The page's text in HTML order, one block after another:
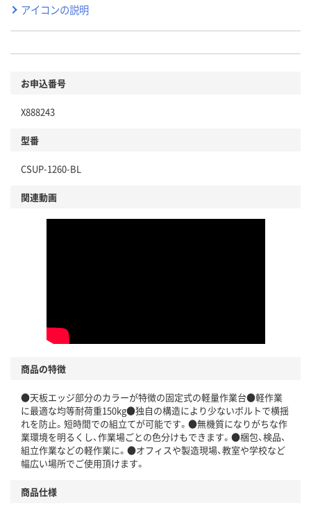
アイコンの説明
お申込番号
X888243
型番
CSUP-1260-BL
関連動画
商品の特徴
●天板エッジ部分のカラーが特徴の固定式の軽量作業台●軽作業
に最適な均等耐荷重150kg●独自の構造により少ないボルトで横揺
れを防止。短時間での組立てが可能です。●無機質になりがちな作
業環境を明るくし、作業場ごとの色分けもできます。●梱包、検品、
組立作業などの軽作業に。●オフィスや製造現場、教室や学校など
幅広い場所でご使用頂けます。
商品仕様